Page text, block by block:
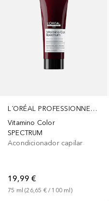
L´ORÉAL PROFESSIONNEL PARIS
Vitamino Color
SPECTRUM
Acondicionador capilar
19,99 €
75 ml (26,65 € / 100 ml )